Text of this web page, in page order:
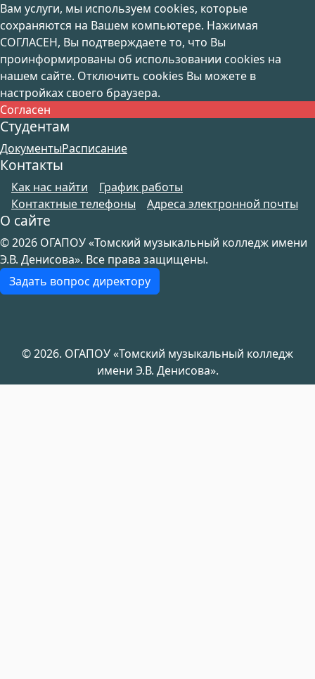
Вам услуги, мы используем cookies, которые
сохраняются на Вашем компьютере. Нажимая
СОГЛАСЕН, Вы подтверждаете то, что Вы
проинформированы об использовании cookies на
нашем сайте. Отключить cookies Вы можете в
настройках своего браузера.
Согласен
Студентам
ДокументыРасписание
Контакты
Как нас найти
График работы
Контактные телефоны
Адреса электронной почты
О сайте
© 2026 ОГАПОУ «Томский музыкальный колледж имени
Э.В. Денисова». Все права защищены.
Задать вопрос директору
© 2026. ОГАПОУ «Томский музыкальный колледж
имени Э.В. Денисова».